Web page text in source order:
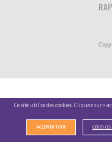
Ce site utilise des cookies. Cliquez sur «
ACCEPTER TOUT GÉRER LES